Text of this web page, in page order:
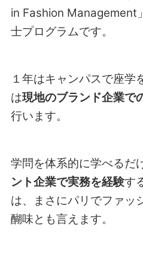
in Fashion Management
士プログラムです。
１年はキャンパスで座学
は現地のブランド企業で
行います。
学問を体系的に学べるだ
ント企業で実務を経験す
は、まさにパリでファッ
醐味とも言えます。